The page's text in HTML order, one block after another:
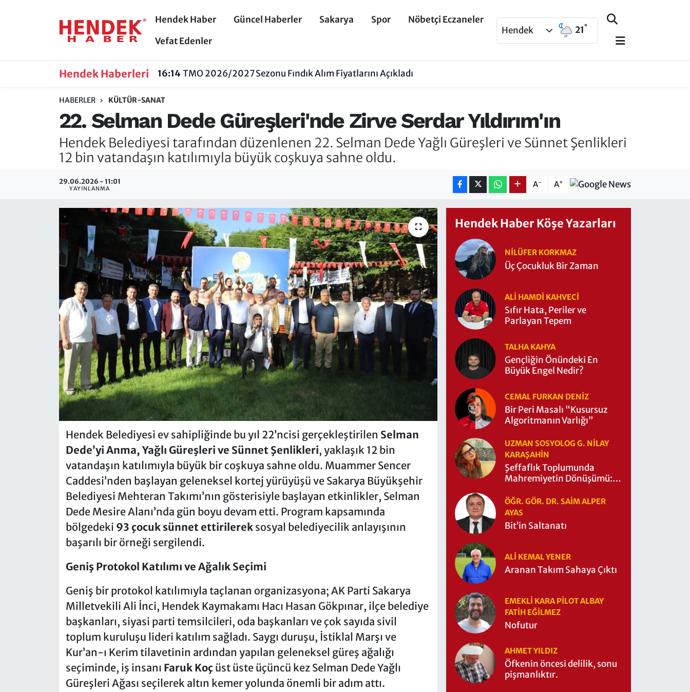
Hendek Haber Güncel Haberler Sakarya Spor
Nöbetçi Eczaneler
Vefat Edenler
Hendek 21°
Hendek Haberleri 16:14TMO 2026/2027 Sezonu Fındık Alım Fiyatlarını Açıkladı
HABERLER KÜLTÜR-SANAT
22. Selman Dede Güreşleri'nde Zirve Serdar Yıldırım'ın
Hendek Belediyesi tarafından düzenlenen 22. Selman Dede Yağlı Güreşleri ve Sünnet Şenlikleri
12 bin vatandaşın katılımıyla büyük coşkuya sahne oldu.
29.06.2026 - 11:01
YAYINLANMA A- A+
Hendek Belediyesi ev sahipliğinde bu yıl 22’ncisi gerçekleştirilen Selman
Dede’yi Anma, Yağlı Güreşleri ve Sünnet Şenlikleri, yaklaşık 12 bin
vatandaşın katılımıyla büyük bir coşkuya sahne oldu. Muammer Sencer
Caddesi’nden başlayan geleneksel kortej yürüyüşü ve Sakarya Büyükşehir
Belediyesi Mehteran Takımı’nın gösterisiyle başlayan etkinlikler, Selman
Dede Mesire Alanı’nda gün boyu devam etti. Program kapsamında
bölgedeki 93 çocuk sünnet ettirilereksosyal belediyecilik anlayışının
başarılı bir örneği sergilendi.
Geniş Protokol Katılımı ve Ağalık Seçimi
Geniş bir protokol katılımıyla taçlanan organizasyona; AK Parti Sakarya
Milletvekili Ali İnci, Hendek Kaymakamı Hacı Hasan Gökpınar, ilçe belediye
başkanları, siyasi parti temsilcileri, oda başkanları ve çok sayıda sivil
toplum kuruluşu lideri katılım sağladı. Saygı duruşu, İstiklal Marşı ve
Kur’an-ı Kerim tilavetinin ardından yapılan geleneksel güreş ağalığı
seçiminde, iş insanı Faruk Koçüst üste üçüncü kez Selman Dede Yağlı
Güreşleri Ağası seçilerek altın kemer yolunda önemli bir adım attı.
Hendek Haber Köşe Yazarları
NILÜFER KORKMAZ
Üç Çocukluk Bir Zaman
ALI HAMDI KAHVECİ
Sıfır Hata, Periler ve
Parlayan Tepem
TALHA KAHYA
Gençliğin Önündeki En
Büyük Engel Nedir?
CEMAL FURKAN DENİZ
Bir Peri Masalı “Kusursuz
Algoritmanın Varlığı”
UZMAN SOSYOLOG G. NILAY
KARAŞAHİN
Şeffaflık Toplumunda
Mahremiyetin Dönüşümü:
Zaman Yıkıldı?
ÖĞR. GÖR. DR. SAIM ALPER
AYAS
Bit’in Saltanatı
ALI KEMAL YENER
Aranan Takım Sahaya Çıktı
EMEKLI KARA PILOT ALBAY
FATIH EĞİLMEZ
Nofutur
AHMET YILDIZ
Öfkenin öncesi delilik, sonu
pişmanlıktır.
Hendek Haber
Nöbetçi Eczaneler
Hendek Haber
Sakarya
Hakkında
İletişim
Sakarya Nöbetçi Eczaneler
Süper Lig Puan Durumu ve Fikstür
Tüm Manşetler